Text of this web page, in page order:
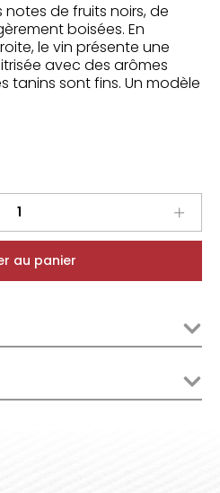
notes de fruits noirs, de
boisées. En
le vin présente une
avec des arômes
tanins sont fins. Un modèle
au panier